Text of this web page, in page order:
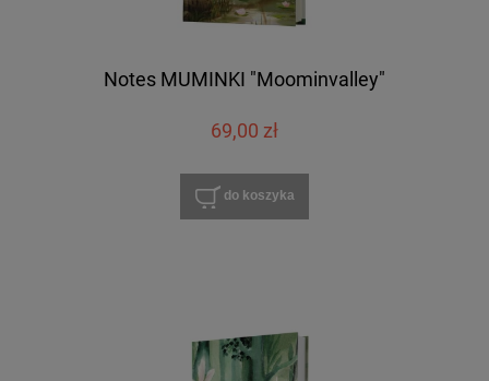
Notes MUMINKI "Moominvalley"
69,00 zł
do koszyka